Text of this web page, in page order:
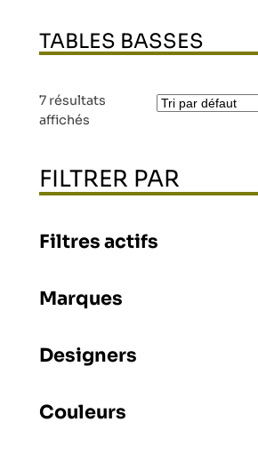
TABLES BASSES
7 résultats
affichés
FILTRER PAR
Filtres actifs
Marques
Designers
Couleurs